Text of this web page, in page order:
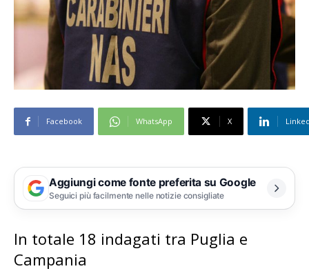
Facebook WhatsApp X
Aggiungi come fonte preferita su Google
Seguici più facilmente nelle notizie consigliate
In totale 18 indagati tra Puglia e
Campania